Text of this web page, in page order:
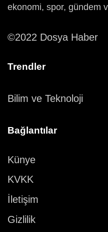
ekonomi, spor, gündem
©2022 Dosya Haber
Trendler
Bilim ve Teknoloji
Bağlantılar
Künye
KVKK
İletişim
Gizlilik